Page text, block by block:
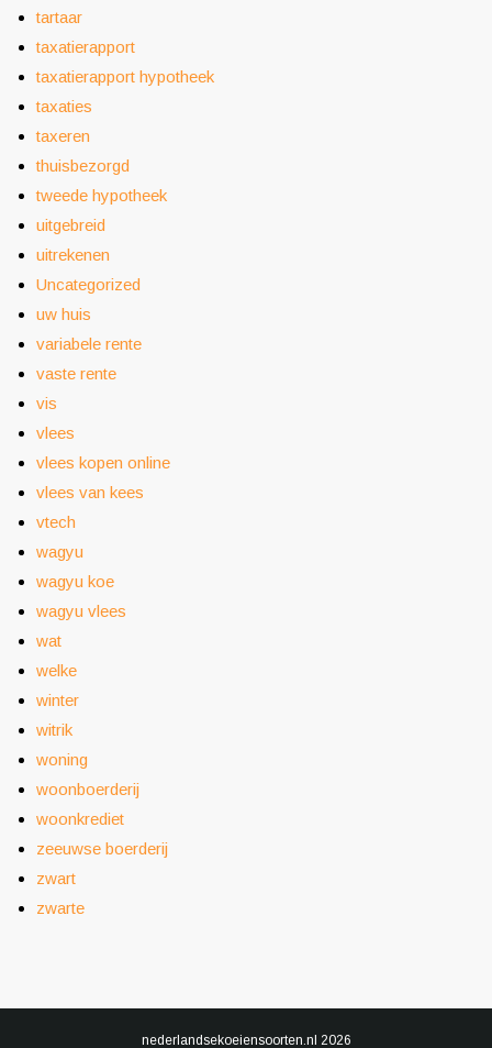
tartaar
taxatierapport
taxatierapport hypotheek
taxaties
taxeren
thuisbezorgd
tweede hypotheek
uitgebreid
uitrekenen
Uncategorized
uw huis
variabele rente
vaste rente
vis
vlees
vlees kopen online
vlees van kees
vtech
wagyu
wagyu koe
wagyu vlees
wat
welke
winter
witrik
woning
woonboerderij
woonkrediet
zeeuwse boerderij
zwart
zwarte
nederlandsekoeiensoorten.nl 2026